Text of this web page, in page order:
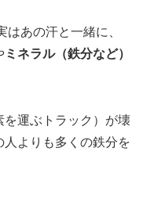
あの汗と一緒に、
ミネラル（鉄分など）
を運ぶトラック）が壊
よりも多くの鉄分を